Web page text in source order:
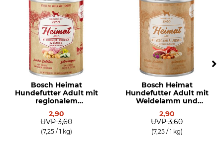
Bosch Heimat
Hundefutter Adult mit
regionalem
Hühnchen
2,90
UVP 3,60
(7,25 / 1 kg)
Bosch Heimat
Hundefutter Adult mit
Weidelamm und
2,90
UVP 3,60
(7,25 / 1 kg)